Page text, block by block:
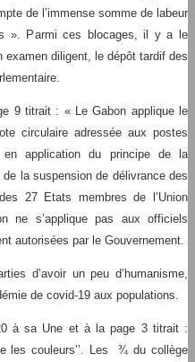
de l’immense somme de labeur
». Parmi ces blocages, il y a le
examen diligent, le dépôt tardif des
9 titrait : « Le Gabon applique le
circulaire adressée aux postes
en application du principe de la
la suspension de délivrance des
27 Etats membres de l’Union
ne s’applique pas aux officiels
autorisées par le Gouvernement.
d’avoir un peu d’humanisme,
de covid-19 aux populations.
à sa Une et à la page 3 titrait :
les couleurs’’. Les ¾ du collège